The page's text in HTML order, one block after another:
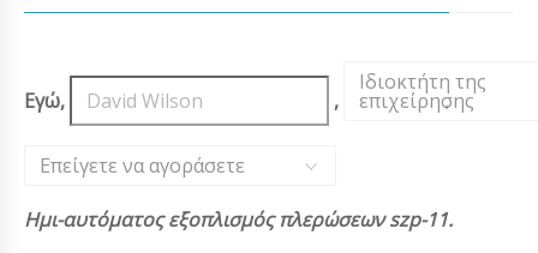
Εγώ, ,
Ιδιοκτήτη της
επιχείρησης
,
Επείγετε να αγοράσετε
Ημι-αυτόματος εξοπλισμός πλερώσεων szp-11.